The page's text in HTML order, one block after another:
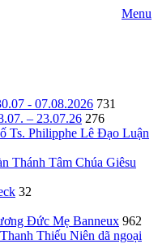
Menu
- 07.08.2026 731
– 23.07.26 276
Ts. Philipphe Lê Đạo Luận
Thánh Tâm Chúa Giêsu
32
Đức Mẹ Banneux 962
Thiếu Niên dã ngoại